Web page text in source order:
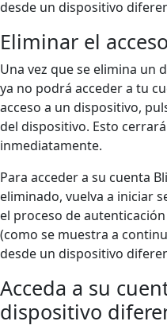
desde un dispositivo
Eliminar el acceso
Una vez que se elimina un
ya no podrá acceder a tu
acceso a un dispositivo,
del dispositivo. Esto
inmediatamente.
Para acceder a su cuenta
eliminado, vuelva a iniciar
el proceso de
(como se muestra a
desde un dispositivo
Acceda a su
dispositivo